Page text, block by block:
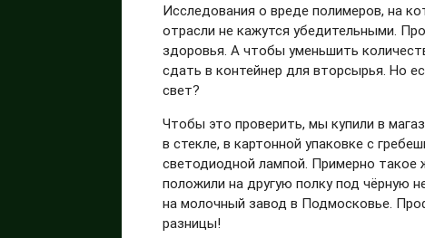
Исследования о вреде полимеров, на
отрасли не кажутся убедительными.
здоровья. А чтобы уменьшить
сдать в контейнер для вторсырья. Но
свет?
Чтобы это проверить, мы купили в
в стекле, в картонной упаковке с
светодиодной лампой. Примерно
положили на другую полку под чёрную
на молочный завод в Подмосковье.
разницы!